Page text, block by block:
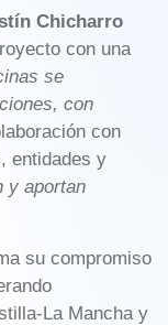
Chicharro
con una
se
con
con
entidades y
y aportan
su compromiso
La Mancha y